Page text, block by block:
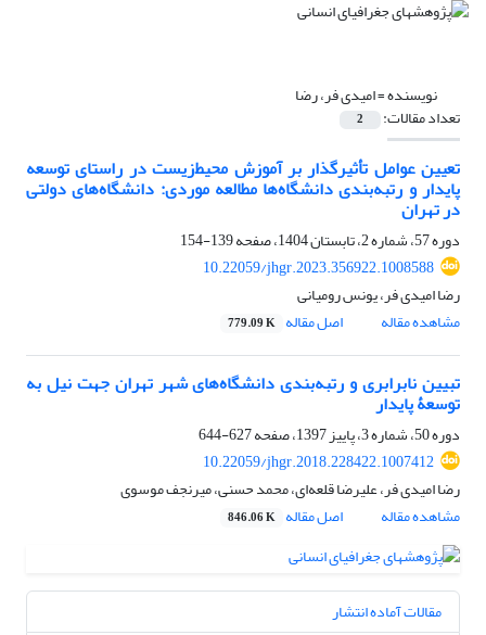
نویسنده =امیدی فر، رضا
تعداد مقالات: 2
تعیین عوامل تأثیرگذار بر آموزش محیط‌زیست در راستای توسعه
پایدار و رتبه‌بندی دانشگاه‌ها مطالعه موردی: دانشگاه‌های دولتی
در تهران
دوره 57، شماره 2، تابستان 1404، صفحه
139-154
10.22059/jhgr.2023.356922.1008588
رضا امیدی فر، یونس رومیانی
مشاهده مقاله
اصل مقاله 779.09 K
تبیین نابرابری‌ و رتبه‌بندی دانشگاه‌های شهر تهران جهت نیل به
توسعۀ پایدار
دوره 50، شماره 3، پاییز 1397، صفحه
627-644
10.22059/jhgr.2018.228422.1007412
رضا امیدی فر، علیرضا قلعه‌ای، محمد حسنی، میرنجف موسوی
مشاهده مقاله
اصل مقاله 846.06 K
مقالات آماده انتشار